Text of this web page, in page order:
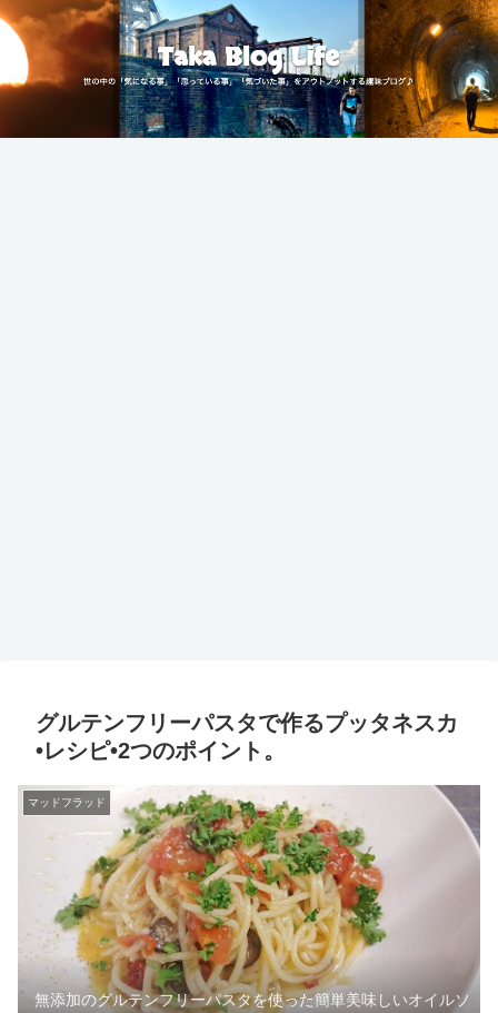
グルテンフリーパスタで作るプッタネスカ
•レシピ•2つのポイント。
マッドフラッド
無添加のグルテンフリーパスタを使った簡単美味しいオイルソ